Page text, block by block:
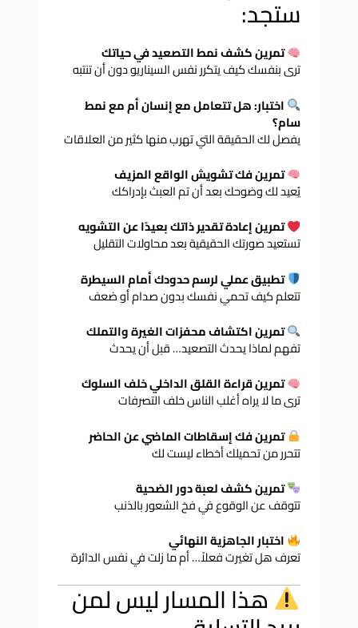
ستجد:
تمرين كشف نمط التصعيد في حياتك
ترى بنفسك كيف يتكرر نفس السيناريو دون أن تنتبه
اختبار: هل تتعامل مع إنسان أم مع نمط
سام؟
يفصل لك الحقيقة التي تهرب منها كثير من العلاقات
تمرين فك تشويش الواقع المزيف
يُعيد لك وضوحك بعد أن تم العبث بإدراكك
تمرين إعادة تقدير ذاتك بعيدًا عن التشويه
تستعيد صورتك الحقيقية بعد محاولات التقليل
تطبيق عملي لرسم حدودك أمام السيطرة
تتعلم كيف تحمي نفسك بدون صدام أو ضعف
تمرين اكتشاف محفزات الغيرة والتملك
تفهم لماذا يحدث التصعيد… قبل أن يحدث
تمرين قراءة القلق الداخلي خلف السلوك
ترى ما لا يراه أغلب الناس خلف التصرفات
تمرين فك إسقاطات الماضي عن الحاضر
تتحرر من تحميلك أخطاء ليست لك
تمرين كشف لعبة دور الضحية
تتوقف عن الوقوع في فخ الشعور بالذنب
اختبار الجاهزية النهائي
تعرف هل تغيرت فعلاً… أم ما زلت في نفس الدائرة
هذا المسار ليس لمن